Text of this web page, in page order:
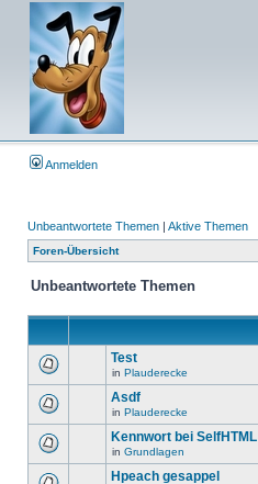
Anmelden
Unbeantwortete Themen | Aktive Themen
Foren-Übersicht
Unbeantwortete Themen
Test
in Plauderecke
Asdf
in Plauderecke
Kennwort bei SelfHTML
in Grundlagen
Hpeach gesappel